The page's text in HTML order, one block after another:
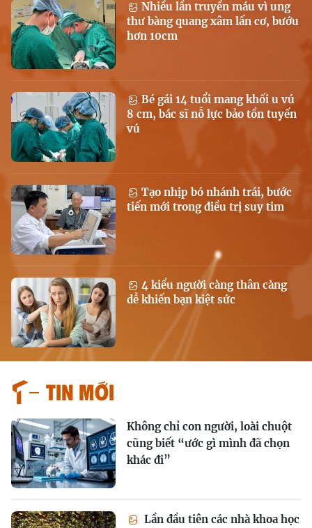
Nhiều lần truyền máu vì ung
thư bàng quang xâm lấn cơ, bướu
hơn 10cm
Bé gái 14 tuổi mang khối u vú
8 cm, bác sĩ nỗ lực bảo tồn tuyến
vú
Tạo nhịp bó nhánh trái, bước
tiến mới trong điều trị suy tim
4 kiểu người càng thân càng
dễ khiến bạn kiệt sức
Tin mới
Không chỉ con người, loài chuột
cũng biết “ước gì mình đã chọn
khác đi”
Lần đầu tiên các nhà khoa học